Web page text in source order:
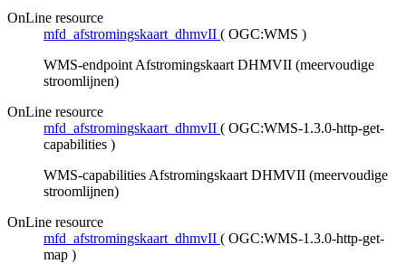
OnLine resource
mfd_afstromingskaart_dhmvII ( OGC:WMS )
WMS-endpoint Afstromingskaart DHMVII (meervoudige
stroomlijnen)
OnLine resource
mfd_afstromingskaart_dhmvII ( OGC:WMS-1.3.0-http-get-
capabilities )
WMS-capabilities Afstromingskaart DHMVII (meervoudige
stroomlijnen)
OnLine resource
mfd_afstromingskaart_dhmvII ( OGC:WMS-1.3.0-http-get-
map )